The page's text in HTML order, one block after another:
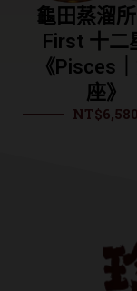
龐尼維爾(
號 單一穀
NT$